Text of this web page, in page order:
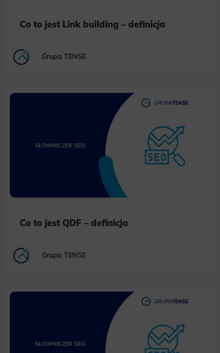
Co to jest Link building – definicja
Grupa TENSE
Co to jest QDF – definicja
Grupa TENSE